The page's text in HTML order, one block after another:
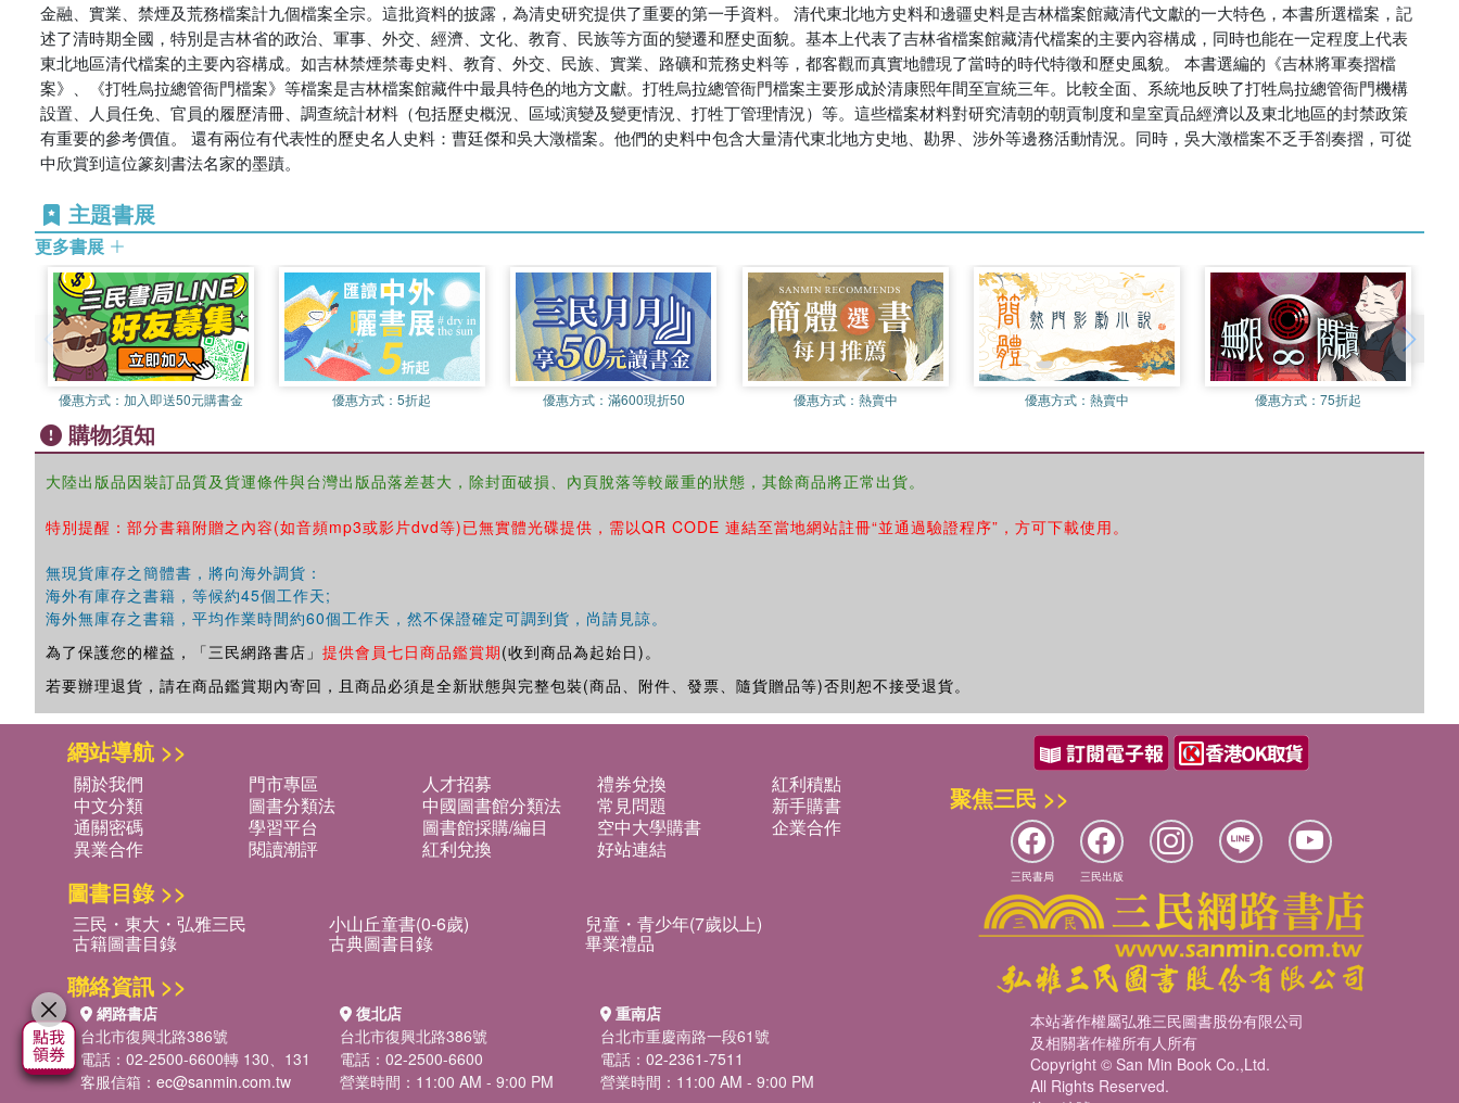
金融、實業、禁煙及荒務檔案計九個檔案全宗。這批資料的披露，為清史研究提供了重要的第一手資料。 清代東北地方史料和邊疆史料是吉林檔案館藏清代文獻的一大特色，本書所選檔案，記
述了清時期全國，特別是吉林省的政治、軍事、外交、經濟、文化、教育、民族等方面的變遷和歷史面貌。基本上代表了吉林省檔案館藏清代檔案的主要內容構成，同時也能在一定程度上代表
東北地區清代檔案的主要內容構成。如吉林禁煙禁毒史料、教育、外交、民族、實業、路礦和荒務史料等，都客觀而真實地體現了當時的時代特徵和歷史風貌。 本書選編的《吉林將軍奏摺檔
案》、《打牲烏拉總管衙門檔案》等檔案是吉林檔案館藏件中最具特色的地方文獻。打牲烏拉總管衙門檔案主要形成於清康熙年間至宣統三年。比較全面、系統地反映了打牲烏拉總管衙門機構
設置、人員任免、官員的履歷清冊、調查統計材料（包括歷史概況、區域演變及變更情況、打牲丁管理情況）等。這些檔案材料對研究清朝的朝貢制度和皇室貢品經濟以及東北地區的封禁政策
有重要的參考價值。 還有兩位有代表性的歷史名人史料：曹廷傑和吳大澂檔案。他們的史料中包含大量清代東北地方史地、勘界、涉外等邊務活動情況。同時，吳大澂檔案不乏手劄奏摺，可從
中欣賞到這位篆刻書法名家的墨蹟。
主題書展
更多書展
優惠方式： 加入即送50元購書金 優惠方式：5折起 優惠方式： 滿600現折50 優惠方式： 熱賣中 優惠方式： 熱賣中 優惠方式：75折起
購物須知
大陸出版品因裝訂品質及貨運條件與台灣出版品落差甚大，除封面破損、內頁脫落等較嚴重的狀態，其餘商品將正常出貨。
特別提醒：部分書籍附贈之內容(如音頻mp3或影片dvd等)已無實體光碟提供，需以QR CODE 連結至當地網站註冊“並通過驗證程序”，方可下載使用。
無現貨庫存之簡體書，將向海外調貨：
海外有庫存之書籍，等候約45個工作天;
海外無庫存之書籍，平均作業時間約60個工作天，然不保證確定可調到貨，尚請見諒。
為了保護您的權益，「三民網路書店」 提供會員七日商品鑑賞期(收到商品為起始日)。
若要辦理退貨，請在商品鑑賞期內寄回，且商品必須是全新狀態與完整包裝(商品、附件、發票、隨貨贈品等)否則恕不接受退貨。
網站導航 >>
關於我們 門市專區 人才招募 禮券兌換
紅利積點
中文分類
圖書分類法 中國圖書館分類法 常見問題
新手購書
通關密碼
學習平台 圖書館採購/編目 空中大學購書
企業合作
異業合作
閱讀潮評 紅利兌換 好站連結
圖書目錄 >>
三民・東大・弘雅三民 小山丘童書(0-6歲) 兒童・青少年(7歲以上)
古籍圖書目錄 古典圖書目錄 畢業禮品
聯絡資訊 >>
網路書店
台北市復興北路386號
電話：02-2500-6600轉 130、131
客服信箱： ec@sanmin.com.tw
復北店
台北市復興北路386號
電話：02-2500-6600
營業時間：11:00 AM - 9:00 PM
重南店
台北市重慶南路一段61號
電話：02-2361-7511
營業時間：11:00 AM - 9:00 PM
聚焦三民 >>
三民書局 三民出版
本站著作權屬弘雅三民圖書股份有限公司
及相關著作權所有人所有
Copyright © San Min Book Co.,Ltd.
All Rights Reserved.